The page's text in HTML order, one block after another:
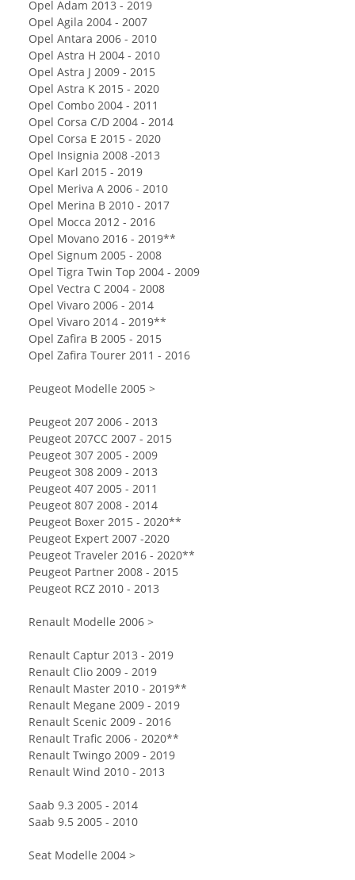
Opel Adam 2013 - 2019
Opel Agila 2004 - 2007
Opel Antara 2006 - 2010
Opel Astra H 2004 - 2010
Opel Astra J 2009 - 2015
Opel Astra K 2015 - 2020
Opel Combo 2004 - 2011
Opel Corsa C/D 2004 - 2014
Opel Corsa E 2015 - 2020
Opel Insignia 2008 -2013
Opel Karl 2015 - 2019
Opel Meriva A 2006 - 2010
Opel Merina B 2010 - 2017
Opel Mocca 2012 - 2016
Opel Movano 2016 - 2019**
Opel Signum 2005 - 2008
Opel Tigra Twin Top 2004 - 2009
Opel Vectra C 2004 - 2008
Opel Vivaro 2006 - 2014
Opel Vivaro 2014 - 2019**
Opel Zafira B 2005 - 2015
Opel Zafira Tourer 2011 - 2016
Peugeot Modelle 2005 >
Peugeot 207 2006 - 2013
Peugeot 207CC 2007 - 2015
Peugeot 307 2005 - 2009
Peugeot 308 2009 - 2013
Peugeot 407 2005 - 2011
Peugeot 807 2008 - 2014
Peugeot Boxer 2015 - 2020**
Peugeot Expert 2007 -2020
Peugeot Traveler 2016 - 2020**
Peugeot Partner 2008 - 2015
Peugeot RCZ 2010 - 2013
Renault Modelle 2006 >
Renault Captur 2013 - 2019
Renault Clio 2009 - 2019
Renault Master 2010 - 2019**
Renault Megane 2009 - 2019
Renault Scenic 2009 - 2016
Renault Trafic 2006 - 2020**
Renault Twingo 2009 - 2019
Renault Wind 2010 - 2013
Saab 9.3 2005 - 2014
Saab 9.5 2005 - 2010
Seat Modelle 2004 >